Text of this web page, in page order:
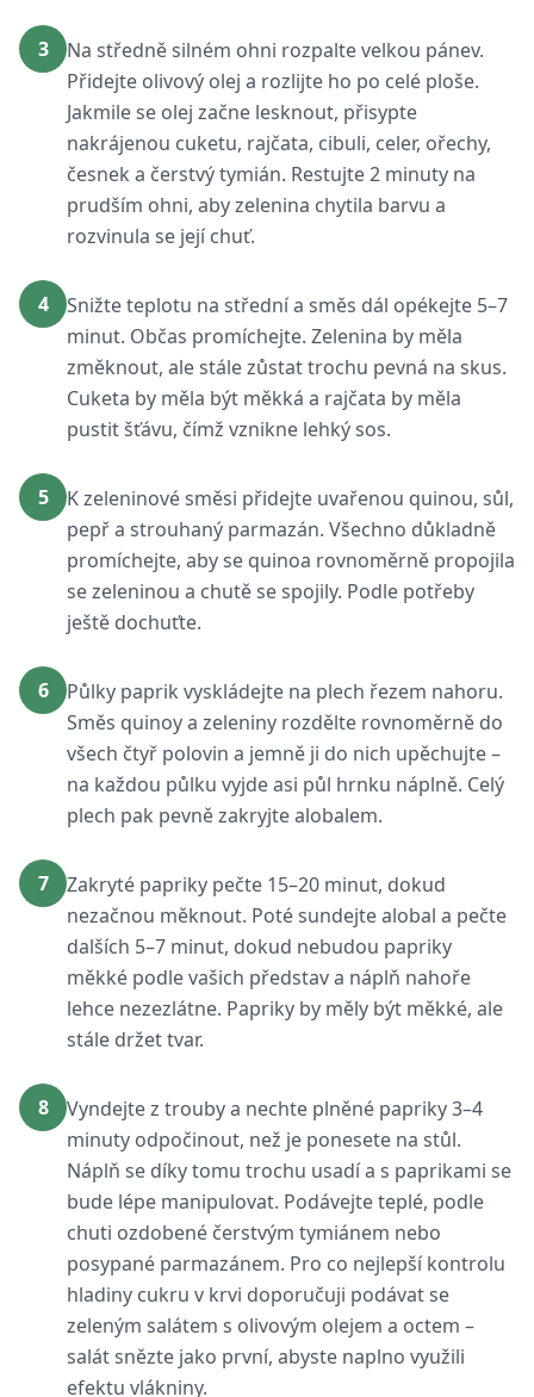
3
Na středně silném ohni rozpalte velkou pánev.
Přidejte olivový olej a rozlijte ho po celé ploše.
Jakmile se olej začne lesknout, přisypte
nakrájenou cuketu, rajčata, cibuli, celer, ořechy,
česnek a čerstvý tymián. Restujte 2 minuty na
prudším ohni, aby zelenina chytila barvu a
rozvinula se její chuť.
4
Snižte teplotu na střední a směs dál opékejte 5–7
minut. Občas promíchejte. Zelenina by měla
změknout, ale stále zůstat trochu pevná na skus.
Cuketa by měla být měkká a rajčata by měla
pustit šťávu, čímž vznikne lehký sos.
5
K zeleninové směsi přidejte uvařenou quinou, sůl,
pepř a strouhaný parmazán. Všechno důkladně
promíchejte, aby se quinoa rovnoměrně propojila
se zeleninou a chutě se spojily. Podle potřeby
ještě dochuťte.
6
Půlky paprik vyskládejte na plech řezem nahoru.
Směs quinoy a zeleniny rozdělte rovnoměrně do
všech čtyř polovin a jemně ji do nich upěchujte –
na každou půlku vyjde asi půl hrnku náplně. Celý
plech pak pevně zakryjte alobalem.
7
Zakryté papriky pečte 15–20 minut, dokud
nezačnou měknout. Poté sundejte alobal a pečte
dalších 5–7 minut, dokud nebudou papriky
měkké podle vašich představ a náplň nahoře
lehce nezezlátne. Papriky by měly být měkké, ale
stále držet tvar.
8
Vyndejte z trouby a nechte plněné papriky 3–4
minuty odpočinout, než je ponesete na stůl.
Náplň se díky tomu trochu usadí a s paprikami se
bude lépe manipulovat. Podávejte teplé, podle
chuti ozdobené čerstvým tymiánem nebo
posypané parmazánem. Pro co nejlepší kontrolu
hladiny cukru v krvi doporučuji podávat se
zeleným salátem s olivovým olejem a octem –
salát snězte jako první, abyste naplno využili
efektu vlákniny.